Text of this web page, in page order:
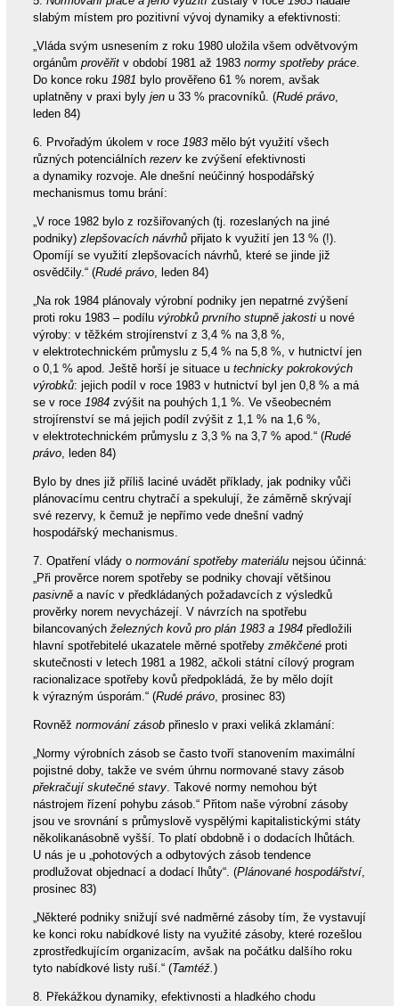
slabým místem pro pozitivní vývoj dynamiky a efektivnosti:
„Vláda svým usnesením z roku 1980 uložila všem odvětvovým
orgánům prověřitv období 1981 až 1983 normy spotřeby práce.
Do konce roku 1981 bylo prověřeno 61 % norem, avšak
uplatněny v praxi byly jenu 33 % pracovníků. (Rudé právo,
leden 84)
6. Prvořadým úkolem v roce 1983mělo být využití všech
různých potenciálních rezervke zvýšení efektivnosti
a dynamiky rozvoje. Ale dnešní neúčinný hospodářský
mechanismus tomu brání:
„V roce 1982 bylo z rozšiřovaných (tj. rozeslaných na jiné
podniky) zlepšovacích návrhůpřijato k využití jen 13 % (!).
Opomíjí se využití zlepšovacích návrhů, které se jinde již
osvědčily.“ (Rudé právo, leden 84)
„Na rok 1984 plánovaly výrobní podniky jen nepatrné zvýšení
proti roku 1983 – podílu výrobků prvního stupně jakostiu nové
výroby: v těžkém strojírenství z 3,4 % na 3,8 %,
v elektrotechnickém průmyslu z 5,4 % na 5,8 %, v hutnictví jen
o 0,1 % apod. Ještě horší je situace u technicky pokrokových
výrobků: jejich podíl v roce 1983 v hutnictví byl jen 0,8 % a má
se v roce 1984zvýšit na pouhých 1,1 %. Ve všeobecném
strojírenství se má jejich podíl zvýšit z 1,1 % na 1,6 %,
v elektrotechnickém průmyslu z 3,3 % na 3,7 % apod.“ (Rudé
právo, leden 84)
Bylo by dnes již příliš laciné uvádět příklady, jak podniky vůči
plánovacímu centru chytračí a spekulují, že záměrně skrývají
své rezervy, k čemuž je nepřímo vede dnešní vadný
hospodářský mechanismus.
7. Opatření vlády o normování spotřeby materiálunejsou účinná:
„Při prověrce norem spotřeby se podniky chovají většinou
pasivněa navíc v předkládaných požadavcích z výsledků
prověrky norem nevycházejí. V návrzích na spotřebu
bilancovaných železných kovů pro plán 1983 a 1984předložili
hlavní spotřebitelé ukazatele měrné spotřeby změkčenéproti
skutečnosti v letech 1981 a 1982, ačkoli státní cílový program
racionalizace spotřeby kovů předpokládá, že by mělo dojít
k výrazným úsporám.“ (Rudé právo, prosinec 83)
Rovněž normování zásobpřineslo v praxi veliká zklamání:
„Normy výrobních zásob se často tvoří stanovením maximální
pojistné doby, takže ve svém úhrnu normované stavy zásob
překračují skutečné stavy. Takové normy nemohou být
nástrojem řízení pohybu zásob.“ Přitom naše výrobní zásoby
jsou ve srovnání s průmyslově vyspělými kapitalistickými státy
několikanásobně vyšší. To platí obdobně i o dodacích lhůtách.
U nás je u „pohotových a odbytových zásob tendence
prodlužovat objednací a dodací lhůty“. (Plánované hospodářství,
prosinec 83)
„Některé podniky snižují své nadměrné zásoby tím, že vystavují
ke konci roku nabídkové listy na využité zásoby, které rozešlou
zprostředkujícím organizacím, avšak na počátku dalšího roku
tyto nabídkové listy ruší.“ (Tamtéž. )
8. Překážkou dynamiky, efektivnosti a hladkého chodu